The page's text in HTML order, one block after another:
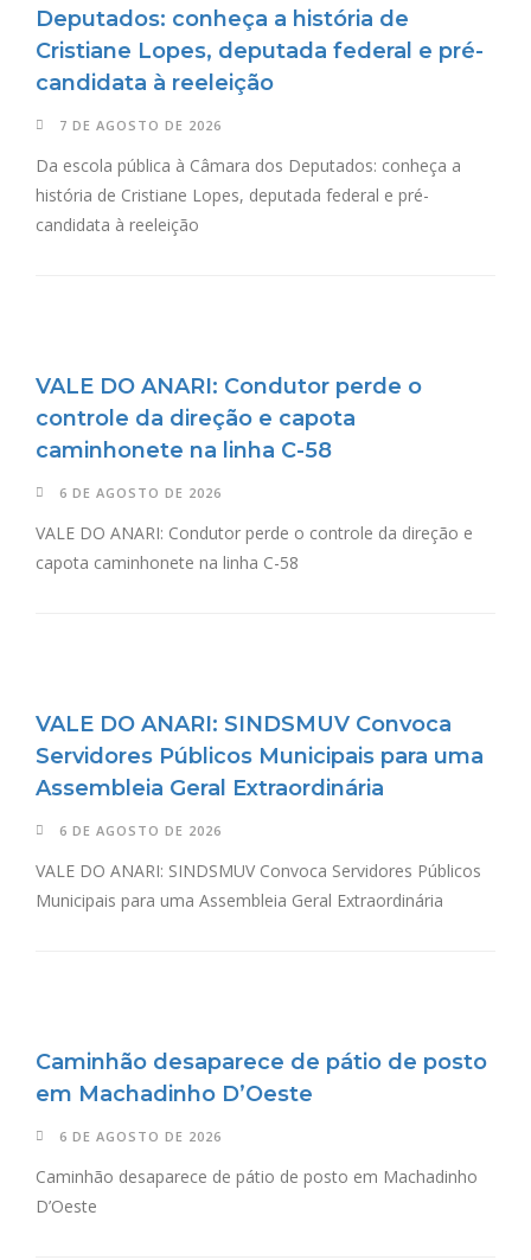
Deputados: conheça a história de
Cristiane Lopes, deputada federal e pré-
candidata à reeleição
7 DE AGOSTO DE 2026
Da escola pública à Câmara dos Deputados: conheça a
história de Cristiane Lopes, deputada federal e pré-
candidata à reeleição
VALE DO ANARI: Condutor perde o
controle da direção e capota
caminhonete na linha C-58
6 DE AGOSTO DE 2026
VALE DO ANARI: Condutor perde o controle da direção e
capota caminhonete na linha C-58
VALE DO ANARI: SINDSMUV Convoca
Servidores Públicos Municipais para uma
Assembleia Geral Extraordinária
6 DE AGOSTO DE 2026
VALE DO ANARI: SINDSMUV Convoca Servidores Públicos
Municipais para uma Assembleia Geral Extraordinária
Caminhão desaparece de pátio de posto
em Machadinho D’Oeste
6 DE AGOSTO DE 2026
Caminhão desaparece de pátio de posto em Machadinho
D’Oeste